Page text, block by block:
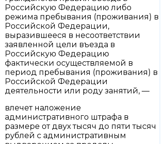
Российскую Федерацию либо
режима пребывания (проживания) в
Российской Федерации,
выразившееся в несоответствии
заявленной цели въезда в
Российскую Федерацию
фактически осуществляемой в
период пребывания (проживания) в
Российской Федерации
деятельности или роду занятий, —
влечет наложение
административного штрафа в
размере от двух тысяч до пяти тысяч
рублей с административным